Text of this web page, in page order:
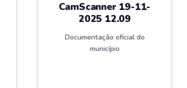
CamScanner 19-11-
2025 12.09
Documentação oficial do
município